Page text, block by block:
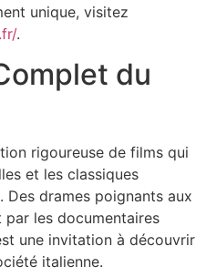
unique, visitez
.
du
rigoureuse de films qui
et les classiques
Des drames poignants aux
par les documentaires
une invitation à découvrir
italienne.